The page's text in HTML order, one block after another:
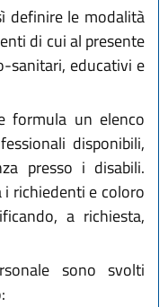
definire le modalità
di cui al presente
sanitari, educativi e
formula un elenco
disponibili,
presso i disabili.
richiedenti e coloro
a richiesta,
sono svolti